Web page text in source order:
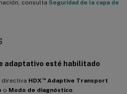
consulta Seguridad de la capa de
adaptativo esté habilitado
directiva HDX ™Adaptive Transport
o Modo de diagnóstico